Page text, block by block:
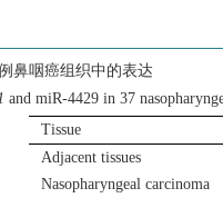
鼻咽癌组织中的表达
and miR-4429 in 37
Tissue
Adjacent tissues
Nasopharyngeal carcinoma